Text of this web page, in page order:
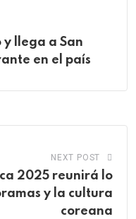
y llega a San
en el país
NEXT POST
2025 reunirá lo
y la cultura
coreana